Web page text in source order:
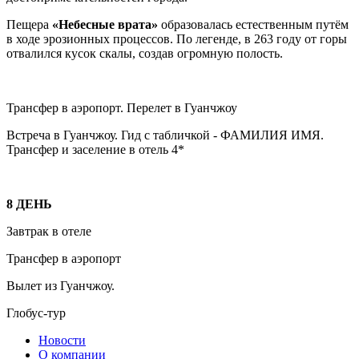
Пещера «Небесные врата» образовалась естественным путём
в ходе эрозионных процессов. По легенде, в 263 году от горы
отвалился кусок скалы, создав огромную полость.
Трансфер в аэропорт. Перелет в Гуанчжоу
Встреча в Гуанчжоу. Гид с табличкой - ФАМИЛИЯ ИМЯ.
Трансфер и заселение в отель 4*
8 ДЕНЬ
Завтрак в отеле
Трансфер в аэропорт
Вылет из Гуанчжоу.
Глобус-тур
Новости
О компании